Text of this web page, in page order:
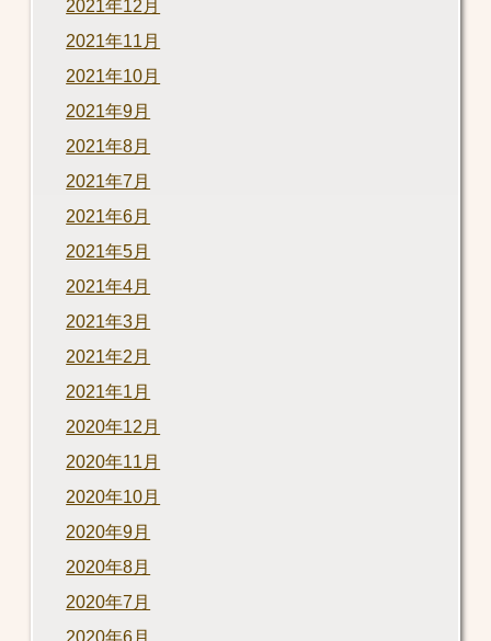
2021年12月
2021年11月
2021年10月
2021年9月
2021年8月
2021年7月
2021年6月
2021年5月
2021年4月
2021年3月
2021年2月
2021年1月
2020年12月
2020年11月
2020年10月
2020年9月
2020年8月
2020年7月
2020年6月